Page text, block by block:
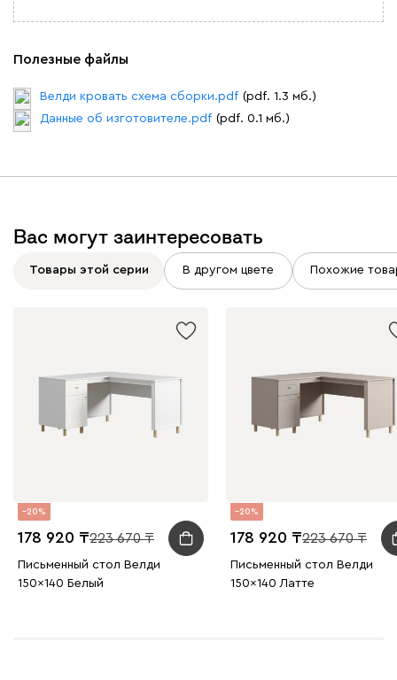
Полезные файлы
Велди кровать схема сборки.pdf (pdf. 1.3 мб.)
Данные об изготовителе.pdf (pdf. 0.1 мб.)
Вас могут заинтересовать
Товары этой серии В другом цвете Похожие
20
178 920 223 670
Письменный стол Велди
150x140 Белый
20
178 920 223 670
Письменный стол Велди
150x140 Латте